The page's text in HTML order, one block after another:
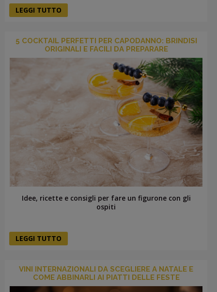
LEGGI TUTTO
5 COCKTAIL PERFETTI PER CAPODANNO: BRINDISI
ORIGINALI E FACILI DA PREPARARE
Idee, ricette e consigli per fare un figurone con gli
ospiti
LEGGI TUTTO
VINI INTERNAZIONALI DA SCEGLIERE A NATALE E
COME ABBINARLI AI PIATTI DELLE FESTE